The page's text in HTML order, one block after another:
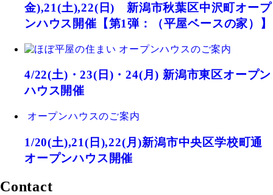
金),21(土),22(日) 新潟市秋葉区中沢町オープ
ンハウス開催【第1弾：（平屋ベースの家）】
オープンハウスのご案内
4/22(土)・23(日)・24(月) 新潟市東区オープン
ハウス開催
オープンハウスのご案内
1/20(土),21(日),22(月)新潟市中央区学校町通
オープンハウス開催
Contact